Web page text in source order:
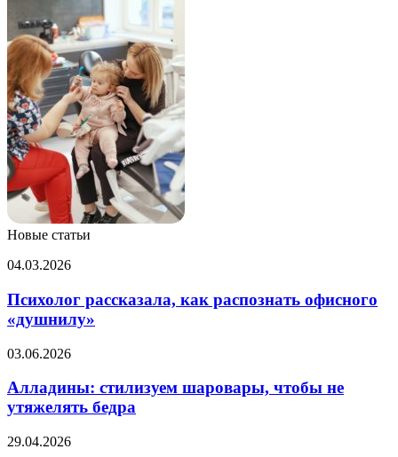
Новые статьи
Психолог
как
распознать
офисного
04.03.2026
Психолог рассказала, как распознать офисного
«душнилу»
Алладины:
шаровары,
не
бедра
03.06.2026
Алладины: стилизуем шаровары, чтобы не
утяжелять бедра
ВОЗ:
29.04.2026